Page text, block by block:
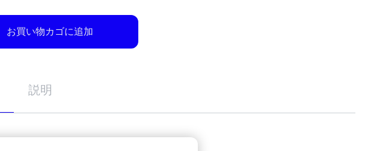
お買い物カゴに追加
説明